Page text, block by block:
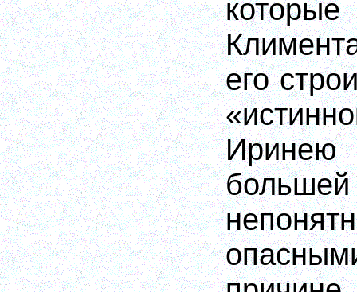
его